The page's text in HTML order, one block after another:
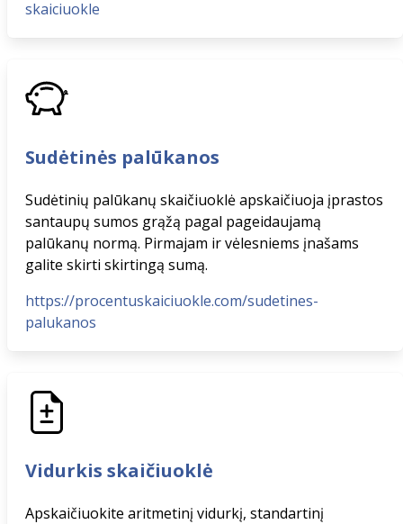
skaiciuokle
Sudėtinės palūkanos
Sudėtinių palūkanų skaičiuoklė apskaičiuoja įprastos
santaupų sumos grąžą pagal pageidaujamą
palūkanų normą. Pirmajam ir vėlesniems įnašams
galite skirti skirtingą sumą.
https://procentuskaiciuokle.com/sudetines-
palukanos
Vidurkis skaičiuoklė
Apskaičiuokite aritmetinį vidurkį, standartinį